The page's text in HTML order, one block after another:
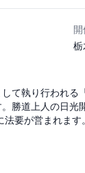
栃
て執り行われ
勝道上人の日
要が営まれま